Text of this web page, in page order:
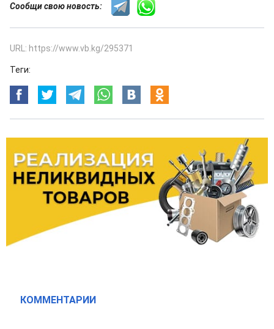
Сообщи свою новость:
URL: https://www.vb.kg/295371
Теги:
КОММЕНТАРИИ